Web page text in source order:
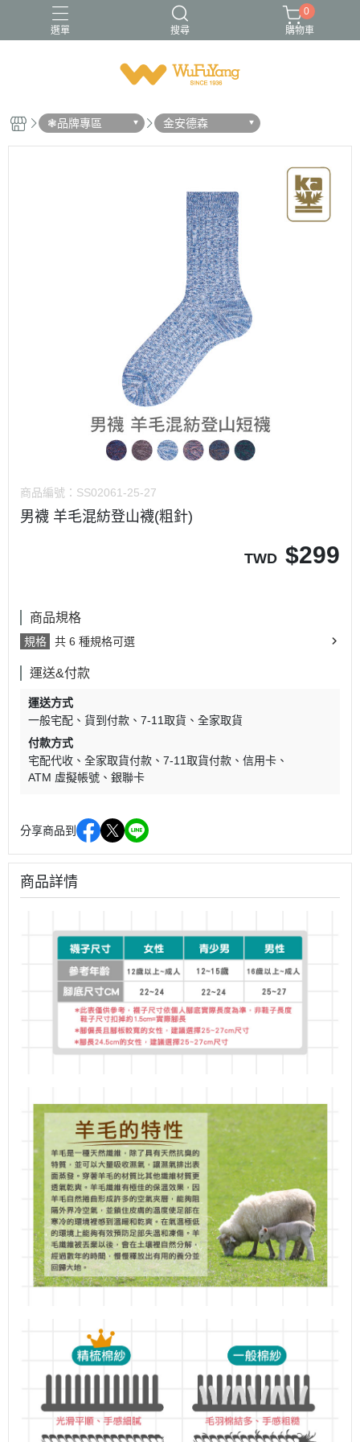
選單 搜尋
0
購物車
❃品牌專區 金安德森
商品編號： SS02061-25-27
男襪 羊毛混紡登山襪(粗針)
TWD $299
商品規格
規格 共 6 種規格可選
運送&付款
運送方式
一般宅配
貨到付款 7-11取貨
全家取貨
付款方式
宅配代收
全家取貨付款 7-11取貨付款
信用卡
ATM 虛擬帳號
銀聯卡
分享商品到
商品詳情